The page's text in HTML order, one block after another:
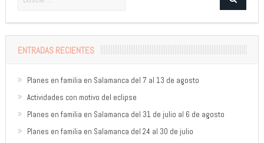
ENTRADAS RECIENTES
Planes en familia en Salamanca del 7 al 13 de agosto
Actividades con motivo del eclipse
Planes en familia en Salamanca del 31 de julio al 6 de agosto
Planes en familia en Salamanca del 24 al 30 de julio